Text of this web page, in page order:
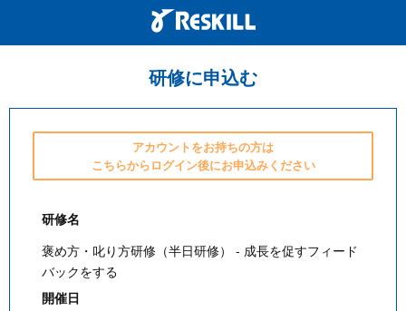
研修に申込む
アカウントをお持ちの方は
こちらからログイン後にお申込みください
研修名
褒め方・叱り方研修（半日研修） - 成長を促すフィード
バックをする
開催日